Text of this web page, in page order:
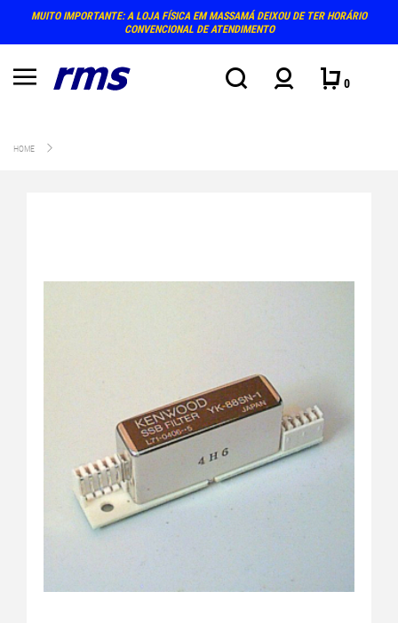
MUITO IMPORTANTE: A LOJA FÍSICA EM MASSAMÁ DEIXOU DE TER HORÁRIO
CONVENCIONAL DE ATENDIMENTO
0
HOME